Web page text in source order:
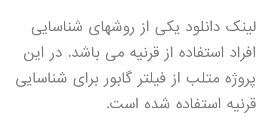
های
تصویری
لینک دانلود یکی از روشهای شناسایی
افراد استفاده از قرنیه می باشد. در این
پروژه متلب از فیلتر گابور برای شناسایی
قرنیه استفاده شده است.